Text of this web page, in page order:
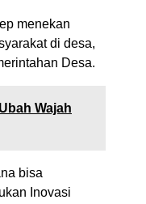
menekan
di desa,
Desa.
Wajah
bisa
Inovasi